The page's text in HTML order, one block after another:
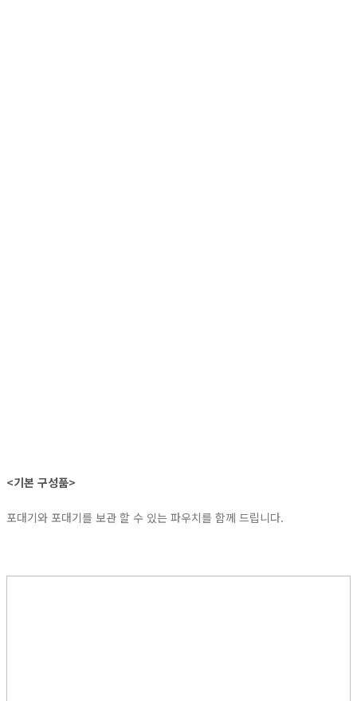
<기본 구성품>
포대기와 포대기를 보관 할 수 있는 파우치를 함께 드립니다.